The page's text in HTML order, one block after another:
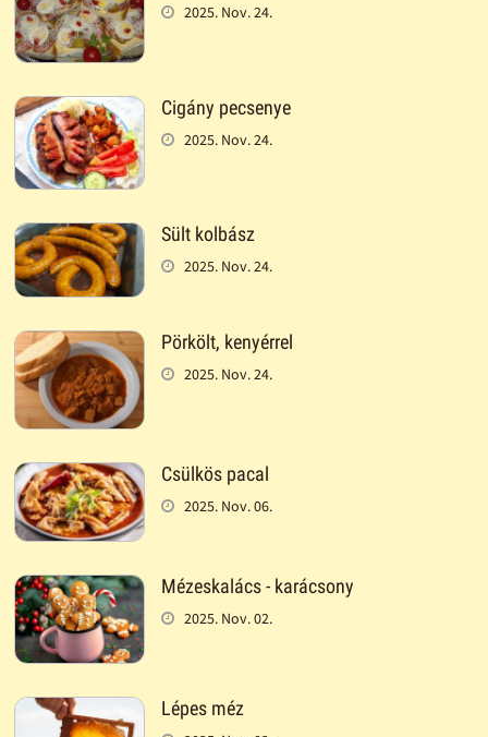
2025. Nov. 24.
Cigány pecsenye
2025. Nov. 24.
Sült kolbász
2025. Nov. 24.
Pörkölt, kenyérrel
2025. Nov. 24.
Csülkös pacal
2025. Nov. 06.
Mézeskalács - karácsony
2025. Nov. 02.
Lépes méz